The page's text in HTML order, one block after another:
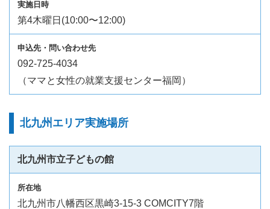
第4木曜日(10:00〜12:00)
092-725-4034
（ママと女性の就業支援センター福岡）
北九州エリア実施場所
北九州市立子どもの館
北九州市八幡西区黒崎3-15-3 COMCITY7階